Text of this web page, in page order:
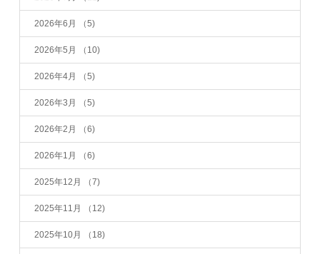
2026年6月 （5)
2026年5月 （10)
2026年4月 （5)
2026年3月 （5)
2026年2月 （6)
2026年1月 （6)
2025年12月 （7)
2025年11月 （12)
2025年10月 （18)